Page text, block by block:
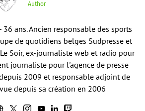
Author
36 ans. Ancien responsable des sports
de quotidiens belges Sudpresse et
Soir, ex-journaliste web et radio pour
journaliste pour l'agence de presse
2009 et responsable adjoint de
depuis sa création en 2006